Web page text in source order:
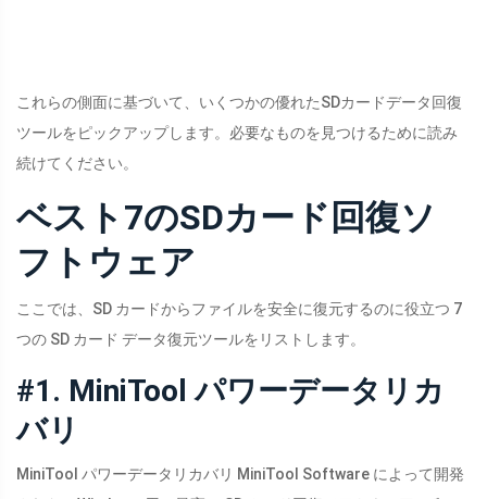
これらの側面に基づいて、いくつかの優れたSDカードデータ回復
ツールをピックアップします。必要なものを見つけるために読み
続けてください。
ベスト7のSDカード回復ソ
フトウェア
ここでは、SD カードからファイルを安全に復元するのに役立つ 7
つの SD カード データ復元ツールをリストします。
#1. MiniTool パワーデータリカ
バリ
MiniTool パワーデータリカバリ MiniTool Software によって開発